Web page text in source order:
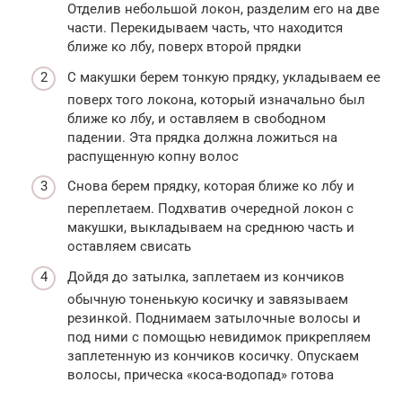
Отделив небольшой локон, разделим его на две
части. Перекидываем часть, что находится
ближе ко лбу, поверх второй прядки
С макушки берем тонкую прядку, укладываем ее
поверх того локона, который изначально был
ближе ко лбу, и оставляем в свободном
падении. Эта прядка должна ложиться на
распущенную копну волос
Снова берем прядку, которая ближе ко лбу и
переплетаем. Подхватив очередной локон с
макушки, выкладываем на среднюю часть и
оставляем свисать
Дойдя до затылка, заплетаем из кончиков
обычную тоненькую косичку и завязываем
резинкой. Поднимаем затылочные волосы и
под ними с помощью невидимок прикрепляем
заплетенную из кончиков косичку. Опускаем
волосы, прическа «коса-водопад» готова